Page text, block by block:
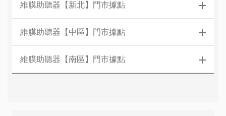
維膜助聽器【新北】門市據點
維膜助聽器【中區】門市據點
維膜助聽器【南區】門市據點